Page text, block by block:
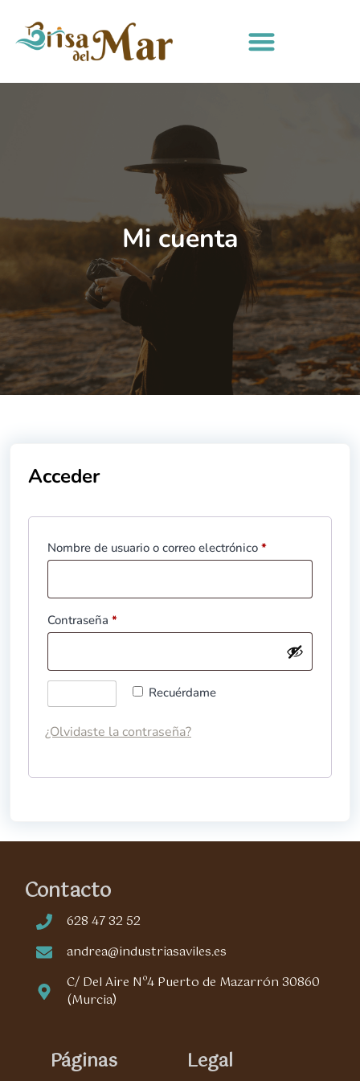
Mi cuenta
Acceder
Nombre de usuario o correo electrónico *
Contraseña *
Recuérdame
¿Olvidaste la contraseña?
Contacto
628 47 32 52
andrea@industriasaviles.es
C/ Del Aire Nº4 Puerto de Mazarrón 30860
(Murcia)
Páginas Legal